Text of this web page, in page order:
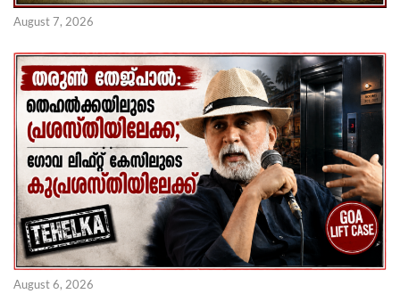
August 7, 2026
August 6, 2026